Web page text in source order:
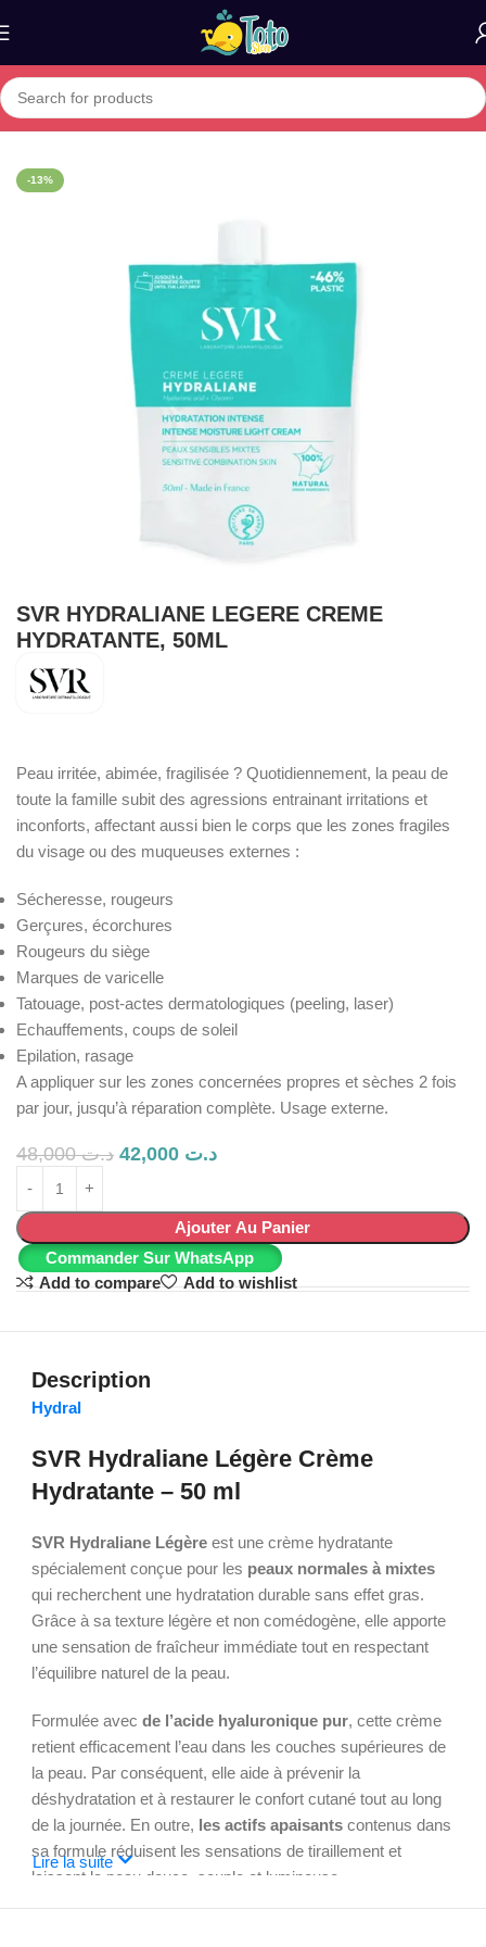
Home»Boutique»SVR HYDRALIANE LEGERE CREME
-13%
SVR HYDRALIANE LEGERE CREME
HYDRATANTE, 50ML
Peau irritée, abimée, fragilisée ? Quotidiennement, la peau de
toute la famille subit des agressions entrainant irritations et
inconforts, affectant aussi bien le corps que les zones fragiles
du visage ou des muqueuses externes :
Sécheresse, rougeurs
Gerçures, écorchures
Rougeurs du siège
Marques de varicelle
Tatouage, post-actes dermatologiques (peeling, laser)
Echauffements, coups de soleil
Epilation, rasage
A appliquer sur les zones concernées propres et sèches 2 fois
par jour, jusqu’à réparation complète. Usage externe.
د.ت48,000 د.ت
Ajouter Au Panier
Commander Sur WhatsApp
Add to compare
Add to wishlist
Description
Hydral
SVR Hydraliane Légère Crème
Hydratante – 50 ml
SVR Hydraliane Légère est une crème hydratante
spécialement conçue pour les peaux normales à mixtes
qui recherchent une hydratation durable sans effet gras.
Grâce à sa texture légère et non comédogène, elle apporte
une sensation de fraîcheur immédiate tout en respectant
l’équilibre naturel de la peau.
Formulée avecde l’acide hyaluronique pur, cette crème
retient efficacement l’eau dans les couches supérieures de
la peau. Par conséquent, elle aide à prévenir la
déshydratation et à restaurer le confort cutané tout au long
de la journée. En outre, les actifs apaisants contenus dans
sa formule réduisent les sensations de tiraillement et
laissent la peau douce, souple et lumineuse.
Lire la suite